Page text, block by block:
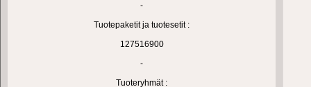
-
Tuotepaketit ja tuotesetit :
127516900
-
Tuoteryhmät :